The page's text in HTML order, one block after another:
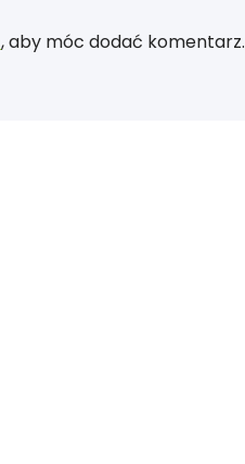
, aby móc dodać komentarz.